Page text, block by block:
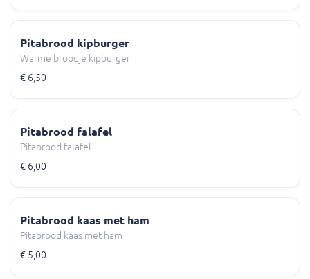
Pitabrood kipburger
Warme broodje kipburger
€ 6,50
Pitabrood falafel
Pitabrood falafel
€ 6,00
Pitabrood kaas met ham
Pitabrood kaas met ham
€ 5,00